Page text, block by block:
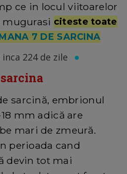
ce in locul viitoarelor
mugurasi citeste toate
7 DE SARCINA
224 de zile
sarcină, embrionul
mm adică are
mari de zmeură.
perioada cand
devin tot mai